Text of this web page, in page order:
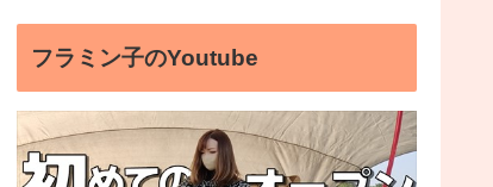
フラミン子のYoutube